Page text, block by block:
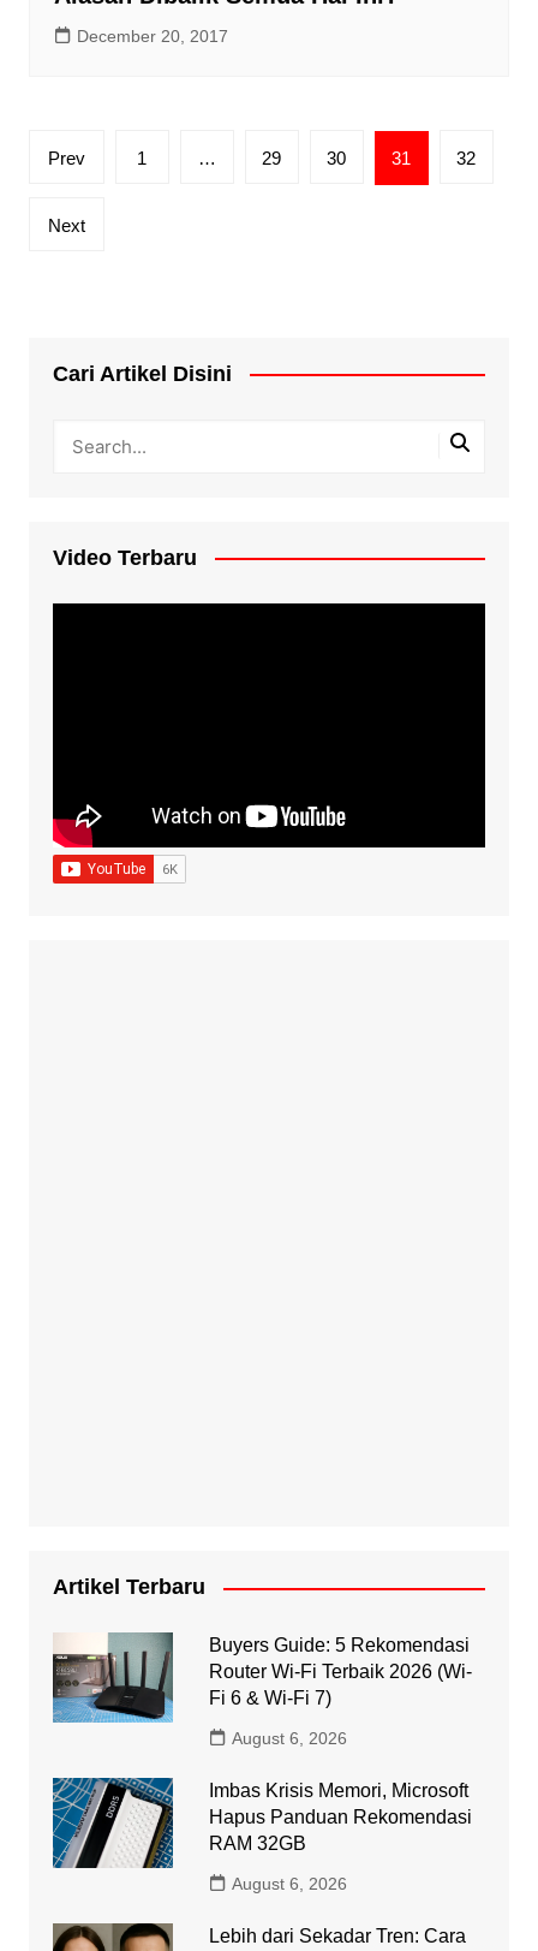
December 20, 2017
Posts
Prev 1 … 29 30 31 32
Next
Cari Artikel Disini
Video Terbaru
Artikel Terbaru
Buyers Guide: 5 Rekomendasi
Router Wi-Fi Terbaik 2026 (Wi-
Fi 6 & Wi-Fi 7)
August 6, 2026
Imbas Krisis Memori, Microsoft
Hapus Panduan Rekomendasi
RAM 32GB
August 6, 2026
Lebih dari Sekadar Tren: Cara